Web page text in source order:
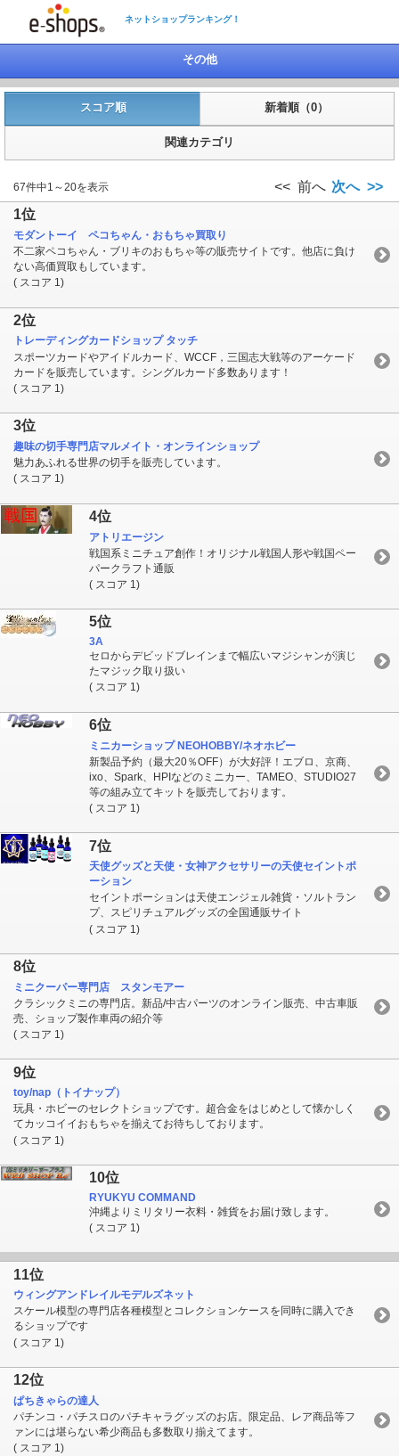
ネットショップランキング！
その他
スコア順 新着順（0）
関連カテゴリ
67件中1～20を表示 << 前へ 次へ >>
1位
モダントーイ ペコちゃん・おもちゃ買取り
不二家ペコちゃん・ブリキのおもちゃ等の販売サイトです。他店に負け
ない高価買取もしています。
( スコア 1)
2位
トレーディングカードショップ タッチ
スポーツカードやアイドルカード、WCCF，三国志大戦等のアーケード
カードを販売しています。シングルカード多数あります！
( スコア 1)
3位
趣味の切手専門店マルメイト・オンラインショップ
魅力あふれる世界の切手を販売しています。
( スコア 1)
4位
アトリエージン
戦国系ミニチュア創作！オリジナル戦国人形や戦国ペー
パークラフト通販
( スコア 1)
5位
3A
セロからデビッドブレインまで幅広いマジシャンが演じ
たマジック取り扱い
( スコア 1)
6位
ミニカーショップ NEOHOBBY/ネオホビー
新製品予約（最大20％OFF）が大好評！エブロ、京商、
ixo、Spark、HPIなどのミニカー、TAMEO、STUDIO27
等の組み立てキットを販売しております。
( スコア 1)
7位
天使グッズと天使・女神アクセサリーの天使セイントポ
ーション
セイントポーションは天使エンジェル雑貨・ソルトラン
プ、スピリチュアルグッズの全国通販サイト
( スコア 1)
8位
ミニクーパー専門店 スタンモアー
クラシックミニの専門店。新品/中古パーツのオンライン販売、中古車販
売、ショップ製作車両の紹介等
( スコア 1)
9位
toy/nap（トイナップ）
玩具・ホビーのセレクトショップです。超合金をはじめとして懐かしく
てカッコイイおもちゃを揃えてお待ちしております。
( スコア 1)
10位
RYUKYU COMMAND
沖縄よりミリタリー衣料・雑貨をお届け致します。
( スコア 1)
11位
ウィングアンドレイルモデルズネット
スケール模型の専門店各種模型とコレクションケースを同時に購入でき
るショップです
( スコア 1)
12位
ぱちきゃらの達人
パチンコ・パチスロのパチキャラグッズのお店。限定品、レア商品等フ
ァンには堪らない希少商品も多数取り揃えてます。
( スコア 1)